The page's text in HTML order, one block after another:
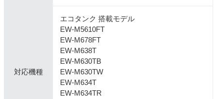
対応機種
エコタンク 搭載モデル
EW-M5610FT
EW-M678FT
EW-M638T
EW-M630TB
EW-M630TW
EW-M634T
EW-M634TR